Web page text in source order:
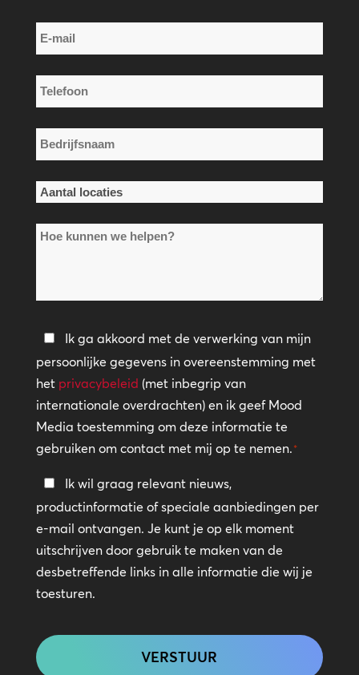
E-
mail
*
Telefoon
*
Bedrijfsnaam
*
Aantal
*Hoe
helpen?
Privacybeleid
*
Ik ga akkoord met de verwerking van mijn
persoonlijke gegevens in overeenstemming met
het privacybeleid (met inbegrip van
internationale overdrachten) en ik geef Mood
Media toestemming om deze informatie te
gebruiken om contact met mij op te nemen.*
Blijf
in
contact
Ik wil graag relevant nieuws,
productinformatie of speciale aanbiedingen per
e-mail ontvangen. Je kunt je op elk moment
uitschrijven door gebruik te maken van de
desbetreffende links in alle informatie die wij je
toesturen.